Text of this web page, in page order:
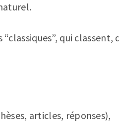
qui
articles, réponses),